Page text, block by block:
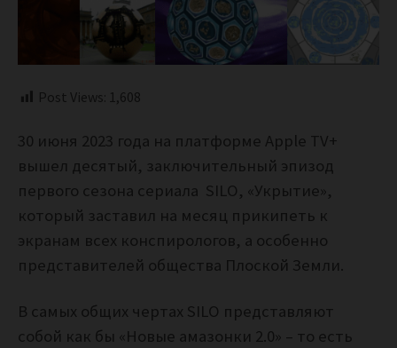
Post Views: 1,608
30 июня 2023 года на платформе Apple TV+
вышел десятый, заключительный эпизод
первого сезона сериала SILO, «Укрытие»,
который заставил на месяц прикипеть к
экранам всех конспирологов, а особенно
представителей общества Плоской Земли.
В самых общих чертах SILO представляют
собой как бы «Новые амазонки 2.0» – то есть